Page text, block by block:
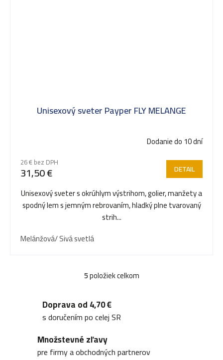
Unisexový sveter Payper FLY MELANGE
Dodanie do 10 dní
26 € bez DPH
31,50 € DETAIL
Unisexový sveter s okrúhlym výstrihom, golier, manžety a
spodný lem s jemným rebrovaním, hladký plne tvarovaný
strih...
Melánžová/ Sivá svetlá
O
v
l
d
5položiek celkom
Doprava od 4,70 €
s doručením po celej SR
Množstevné zľavy
pre firmy a obchodných partnerov